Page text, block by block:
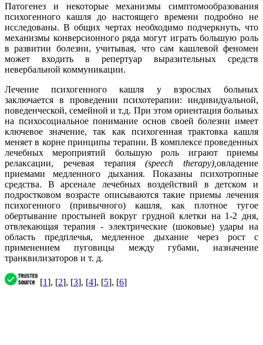
Патогенез и некоторые механизмы симптомообразования
психогенного кашля до настоящего времени подробно не
исследованы. В общих чертах необходимо подчеркнуть, что
механизмы конверсионного ряда могут играть большую роль
в развитии болезни, учитывая, что сам кашлевой феномен
может входить в репертуар выразительных средств
невербальной коммуникации.
Лечение психогенного кашля у взрослых больных
заключается в проведении психотерапии: индивидуальной,
поведенческой, семейной и т.д. При этом ориентация больных
на психосоциальное понимание основ своей болезни имеет
ключевое значение, так как психогенная трактовка кашля
меняет в корне принципы терапии. В комплексе проведенных
лечебных мероприятий большую роль играют приемы
релаксации, речевая терапия(speech therapy), овладение
приемами медленного дыхания. Показаны психотропные
средства. В арсенале лечебных воздействий в детском и
подростковом возрасте описываются такие приемы лечения
психогенного (привычного) кашля, как плотное тугое
обертывание простыней вокруг грудной клетки на 1-2 дня,
отвлекающая терапия - электрические (шоковые) удары на
область предплечья, медленное дыхание через рост с
применением пуговицы между губами, назначение
транквилизаторов и т. д.
[1], [2], [3], [4], [5], [6]